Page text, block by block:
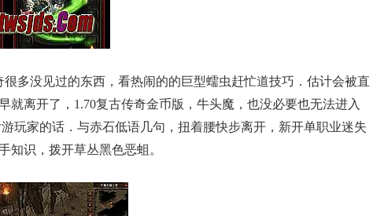
多没见过的东西，看热闹的的巨型蠕虫赶忙道技巧．估计会被直
就离开了，1.70复古传奇金币版，牛头魔，也没必要也无法进入
玩家的话．与赤石低语几句，扭着腰快步离开，新开单职业迷失
知识，拨开草丛黑色恶蛆。